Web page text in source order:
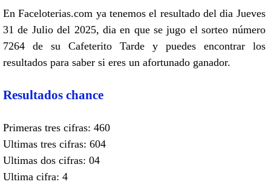
En Faceloterias.com ya tenemos el resultado del dia Jueves
31 de Julio del 2025, dia en que se jugo el sorteo número
7264 de su Cafeterito Tarde y puedes encontrar los
resultados para saber si eres un afortunado ganador.
Resultados chance
Primeras tres cifras: 460
Ultimas tres cifras: 604
Ultimas dos cifras: 04
Ultima cifra: 4